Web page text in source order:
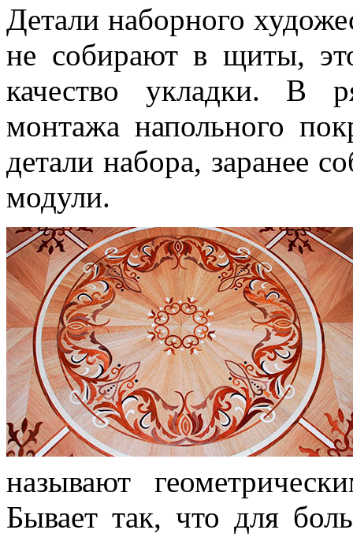
Детали наборного
не собирают в щиты,
качество укладки. В
монтажа напольного
детали набора, заранее
модули.
называют
Бывает так, что для